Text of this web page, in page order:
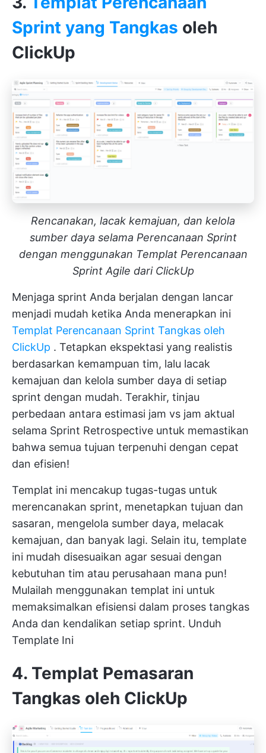
Sprint yang Tangkas oleh
ClickUp
Rencanakan, lacak kemajuan, dan kelola
sumber daya selama Perencanaan Sprint
dengan menggunakan Templat Perencanaan
Sprint Agile dari ClickUp
Menjaga sprint Anda berjalan dengan lancar
menjadi mudah ketika Anda menerapkan ini
Templat Perencanaan Sprint Tangkas oleh
ClickUp . Tetapkan ekspektasi yang realistis
berdasarkan kemampuan tim, lalu lacak
kemajuan dan kelola sumber daya di setiap
sprint dengan mudah. Terakhir, tinjau
perbedaan antara estimasi jam vs jam aktual
selama Sprint Retrospective untuk memastikan
bahwa semua tujuan terpenuhi dengan cepat
dan efisien!
Templat ini mencakup tugas-tugas untuk
merencanakan sprint, menetapkan tujuan dan
sasaran, mengelola sumber daya, melacak
kemajuan, dan banyak lagi. Selain itu, template
ini mudah disesuaikan agar sesuai dengan
kebutuhan tim atau perusahaan mana pun!
Mulailah menggunakan templat ini untuk
memaksimalkan efisiensi dalam proses tangkas
Anda dan kendalikan setiap sprint. Unduh
Template Ini
4. Templat Pemasaran
Tangkas oleh ClickUp